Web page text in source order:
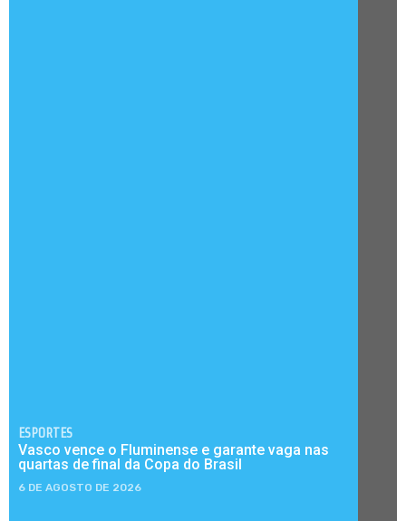
ESPORTES
Vasco vence o Fluminense e garante vaga nas
quartas de final da Copa do Brasil
6 DE AGOSTO DE 2026